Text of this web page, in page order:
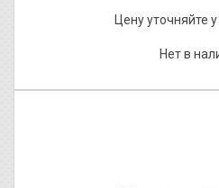
Цену уточняйте
Нет в